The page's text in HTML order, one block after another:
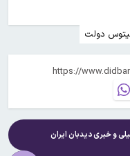
دولت
و خبریدیدبان ایران